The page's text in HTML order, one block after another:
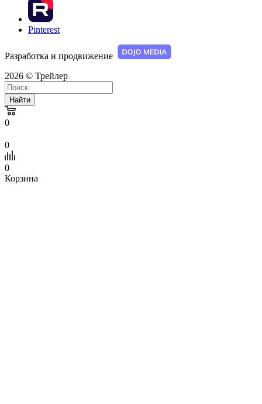
Pinterest
Разработка и продвижение
2026 © Трейлер
Найти
0
0
0
Корзина